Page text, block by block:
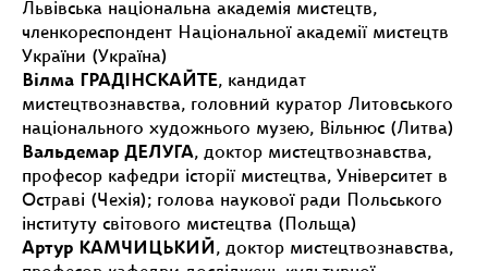
Львівська національна академія мистецтв,
членкореспондент Національної академії мистецтв
України (Україна)
Вілма ГРАДІНСКАЙТЕ, кандидат
мистецтвознавства, головний куратор Литовського
національного художнього музею, Вільнюс (Литва)
Вальдемар ДЕЛУГА, доктор мистецтвознавства,
професор кафедри історії мистецтва, Університет в
Остраві (Чехія); голова наукової ради Польського
інституту світового мистецтва (Польща)
Артур КАМЧИЦЬКИЙ , доктор мистецтвознавства,